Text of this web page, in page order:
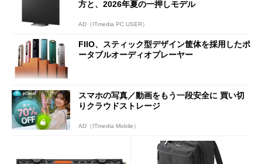
方と、2026年夏の一押しモデル
AD（ITmedia PC USER）
FIIO、スティック型デザイン筐体を採用したポ
ータブルオーディオプレーヤー
スマホの写真／動画をもう一段安全に 買い切
りクラウドストレージ
AD（ITmedia Mobile）